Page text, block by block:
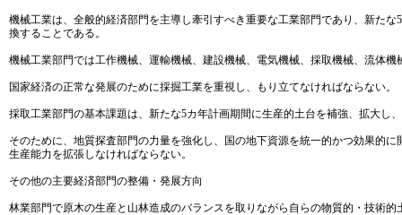
機械工業は、全般的経済部門を主導し牽引すべき重要な工業部門であり、新た
換することである。
機械工業部門では工作機械、運輸機械、建設機械、電気機械、採取機械、流体
国家経済の正常な発展のために採掘工業を重視し、もり立てなければならない。
採取工業部門の基本課題は、新たな5カ年計画期間に生産的土台を補強、拡大
そのために、地質探査部門の力量を強化し、国の地下資源を統一的かつ効果的
生産能力を拡張しなければならない。
その他の主要経済部門の整備・発展方向
林業部門で原木の生産と山林造成のバランスを取りながら自らの物質的・技術